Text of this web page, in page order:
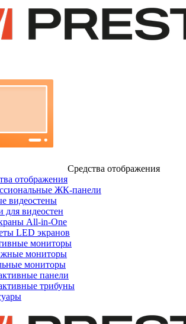
Средства отображения
отображения
ЖК-панели
видеостены
для видеостен
All-in-One
LED экранов
мониторы
мониторы
мониторы
панели
трибуны